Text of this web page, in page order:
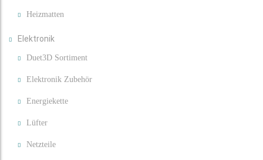
Heizmatten
Elektronik
Duet3D Sortiment
Elektronik Zubehör
Energiekette
Lüfter
Netzteile